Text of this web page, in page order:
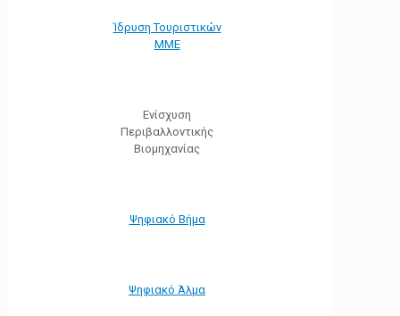
Ίδρυση Τουριστικών
ΜΜΕ
Ενίσχυση
Περιβαλλοντικής
Βιομηχανίας
Ψηφιακό Βήμα
Ψηφιακό Άλμα